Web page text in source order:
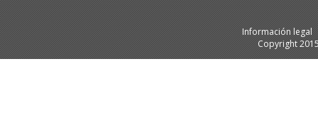
Información legal
Copyright